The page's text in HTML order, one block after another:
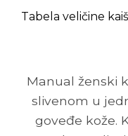
Tabela veličine
Manual ženski
slivenom u
goveđe kože.